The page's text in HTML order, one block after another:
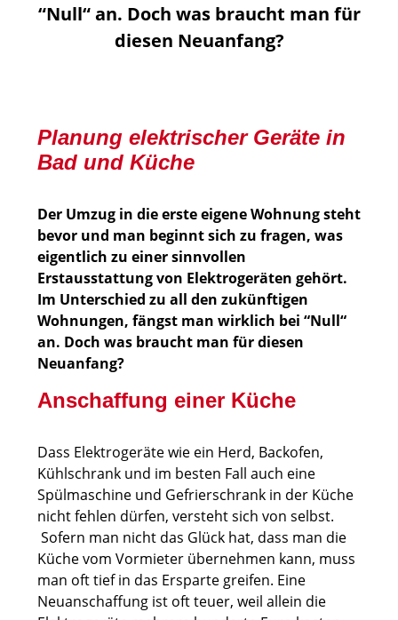
“Null“ an. Doch was braucht man für
diesen Neuanfang?
Planung elektrischer Geräte in
Bad und Küche
Der Umzug in die erste eigene Wohnung steht
bevor und man beginnt sich zu fragen, was
eigentlich zu einer sinnvollen
Erstausstattung von Elektrogeräten gehört.
Im Unterschied zu all den zukünftigen
Wohnungen, fängst man wirklich bei “Null“
an. Doch was braucht man für diesen
Neuanfang?
Anschaffung einer Küche
Dass Elektrogeräte wie ein Herd, Backofen,
Kühlschrank und im besten Fall auch eine
Spülmaschine und Gefrierschrank in der Küche
nicht fehlen dürfen, versteht sich von selbst.
Sofern man nicht das Glück hat, dass man die
Küche vom Vormieter übernehmen kann, muss
man oft tief in das Ersparte greifen. Eine
Neuanschaffung ist oft teuer, weil allein die